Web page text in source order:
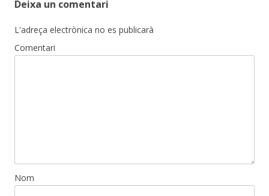
Deixa un comentari
L'adreça electrònica no es publicarà
Comentari
Nom